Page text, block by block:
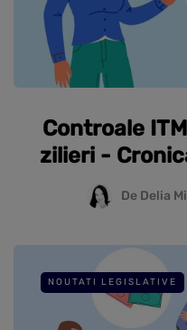
Controale
zilieri -
De Delia
NOUTATI LEGISLATIVE